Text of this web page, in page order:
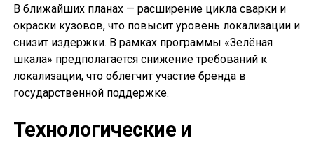
В ближайших планах — расширение цикла сварки и
окраски кузовов, что повысит уровень локализации и
снизит издержки. В рамках программы «Зелёная
шкала» предполагается снижение требований к
локализации, что облегчит участие бренда в
государственной поддержке.
Технологические и